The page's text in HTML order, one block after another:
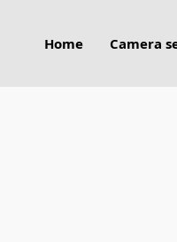
Home Camera